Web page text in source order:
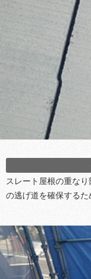
スレート屋根の重な
の逃げ道を確保するた